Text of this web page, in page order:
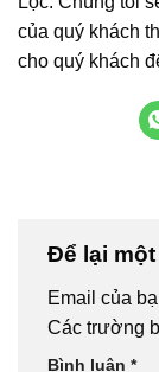
của quý khách
cho quý khách
Để lại
Email của
Các trường
Bình luận *